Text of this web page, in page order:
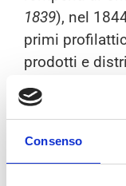
Consenso
1839), nel
primi
prodotti e
chirurgo
Halsted
infermiera